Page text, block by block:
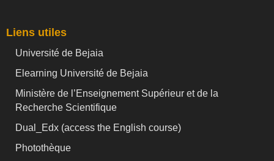
Liens utiles
Université de Bejaia
Elearning Université de Bejaia
Ministère de l’Enseignement Supérieur et de la
Recherche Scientifique
Dual_Edx (access the English course)
Photothèque